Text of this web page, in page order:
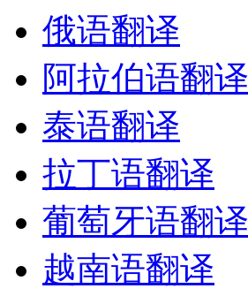
俄语翻译
阿拉伯语翻译
泰语翻译
拉丁语翻译
葡萄牙语翻译
越南语翻译